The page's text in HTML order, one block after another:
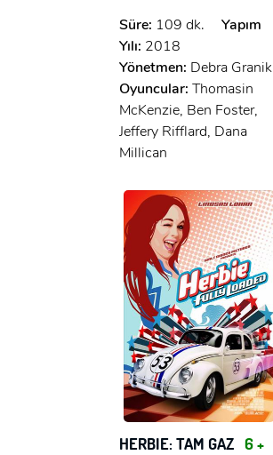
Süre: 109 dk.
Yapım
Yılı: 2018
Yönetmen: Debra Granik
Oyuncular: Thomasin
McKenzie, Ben Foster,
Jeffery Rifflard, Dana
Millican
HERBIE: TAM GAZ 6 +